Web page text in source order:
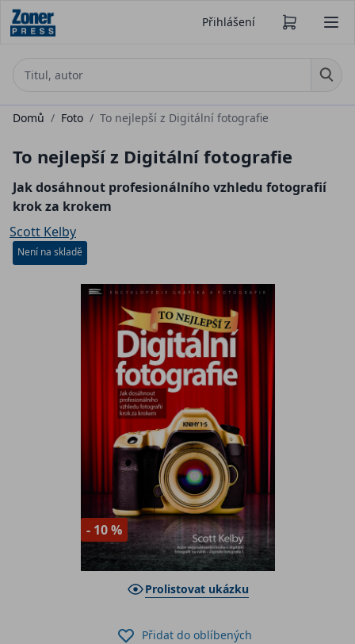
Přihlášení
Domů / Foto / To nejlepší z Digitální fotografie
To nejlepší z Digitální fotografie
Jak dosáhnout profesionálního vzhledu fotografií
krok za krokem
Scott Kelby
Není na skladě
- 10 %
Prolistovat ukázku
Přidat do oblíbených